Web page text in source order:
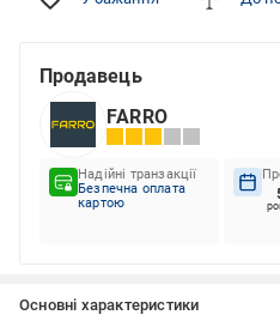
Продавець
FARRO
Надійні транзакції
Безпечна оплата
картою
Основні характеристики